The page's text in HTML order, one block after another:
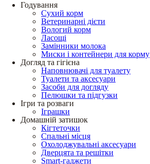
Годування
Сухий корм
Ветеринарні дієти
Вологий корм
Ласощі
Замінники молока
Миски і контейнери для корму
Догляд та гігієна
Наповнювачі для туалету
Туалети та аксесуари
Засоби для догляду
Пелюшки та підгузки
Ігри та розваги
Іграшки
Домашній затишок
Кігтеточки
Спальні місця
Охолоджувальні аксесуари
Дверцята та решітки
Smart-гаджети